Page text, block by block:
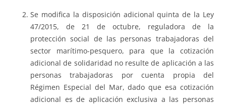
Se modifica la disposición adicional quinta de la Ley
47/2015, de 21 de octubre, reguladora de la
protección social de las personas trabajadoras del
sector marítimo-pesquero, para que la cotización
adicional de solidaridad no resulte de aplicación a las
personas trabajadoras por cuenta propia del
Régimen Especial del Mar, dado que esa cotización
adicional es de aplicación exclusiva a las personas